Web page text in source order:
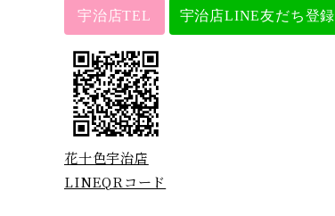
宇治店TEL 宇治店LINE友だち登録
花十色宇治店
LINEQRコード